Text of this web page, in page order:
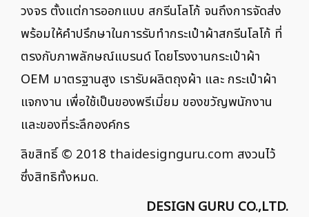
วงจร ตั้งแต่การออกแบบ สกรีนโลโก้ จนถึงการจัดส่ง
พร้อมให้คำปรึกษาในการรับทำกระเป๋าผ้าสกรีนโลโก้ ที่
ตรงกับภาพลักษณ์แบรนด์ โดยโรงงานกระเป๋าผ้า
OEM มาตรฐานสูง เรารับผลิตถุงผ้า และ กระเป๋าผ้า
แจกงาน เพื่อใช้เป็นของพรีเมี่ยม ของขวัญพนักงาน
และของที่ระลึกองค์กร
ลิขสิทธิ์ © 2018 thaidesignguru.com สงวนไว้
ซึ่งสิทธิทั้งหมด.
DESIGN GURU CO.,LTD.